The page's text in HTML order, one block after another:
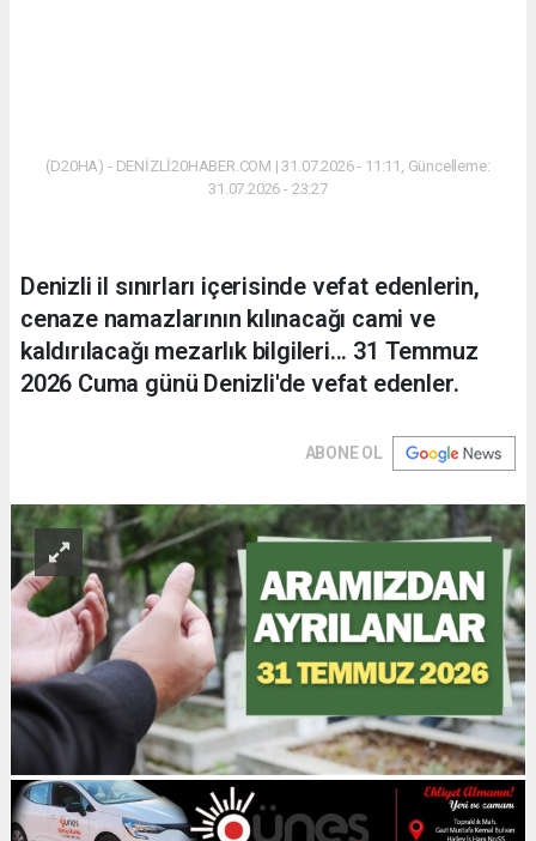
(D20HA) - DENİZLİ20HABER.COM | 31.07.2026 - 11:11, Güncelleme:
31.07.2026 - 23:27
Denizli il sınırları içerisinde vefat edenlerin,
cenaze namazlarının kılınacağı cami ve
kaldırılacağı mezarlık bilgileri... 31 Temmuz
2026 Cuma günü Denizli'de vefat edenler.
ABONE OL